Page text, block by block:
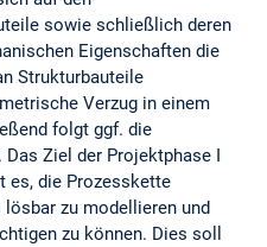
sowie schließlich deren
Eigenschaften die
Strukturbauteile
Verzug in einem
folgt ggf. die
Ziel der Projektphase I
es, die Prozesskette
lösbar zu modellieren und
zu können. Dies soll